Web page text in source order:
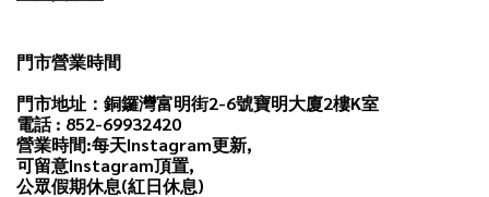
門市營業時間
門市地址：銅鑼灣富明街2-6號寶明大廈2樓K室
電話 : 852-69932420
營業時間:每天Instagram更新,
可留意Instagram頂置,
公眾假期休息(紅日休息)